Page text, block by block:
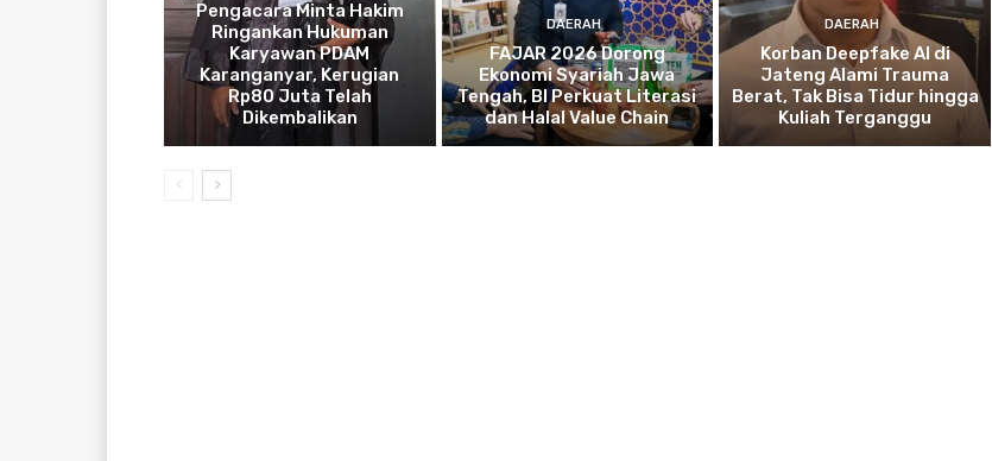
Pengacara Minta Hakim
Ringankan Hukuman
Karyawan PDAM
Karanganyar, Kerugian
Rp80 Juta Telah
Dikembalikan
DAERAH
FAJAR 2026 Dorong
Ekonomi Syariah Jawa
Tengah, BI Perkuat Literasi
dan Halal Value Chain
DAERAH
Korban Deepfake AI di
Jateng Alami Trauma
Berat, Tak Bisa Tidur hingga
Kuliah Terganggu